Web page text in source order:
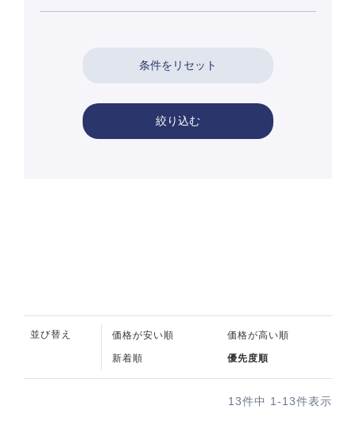
絞り込む
並び替え 価格が安い順 価格が高い順
新着順 優先度順
13件中 1 -13件表示